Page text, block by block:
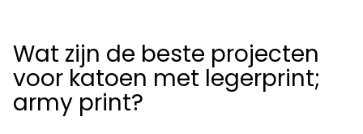
Wat zijn de beste projecten
voor katoen met legerprint;
army print?